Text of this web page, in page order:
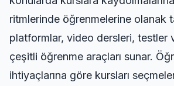
ritmlerinde öğrenmelerine olanak
platformlar, video dersleri, testler
çeşitli öğrenme araçları sunar.
ihtiyaçlarına göre kursları